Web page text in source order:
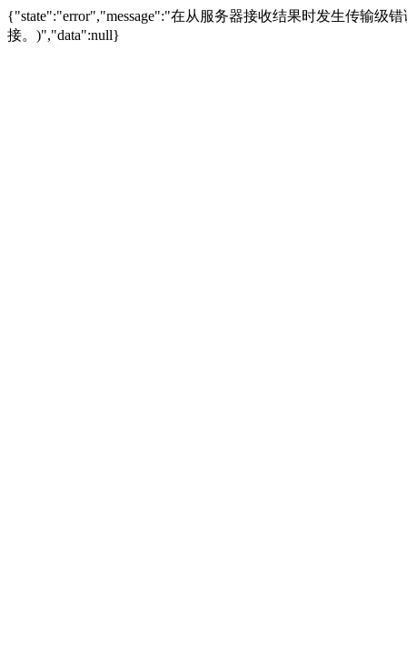
{"state":"error","message":"在从服务器接收结果时发生传输级
接。)","data":null}